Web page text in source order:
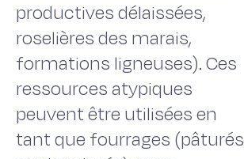
productives délaissées,
roselières des marais,
formations ligneuses). Ces
ressources atypiques
peuvent être utilisées en
tant que fourrages (pâturés